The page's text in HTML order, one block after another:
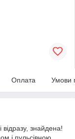
Оплата Умови
відразу, знайдена!
і пульсівною